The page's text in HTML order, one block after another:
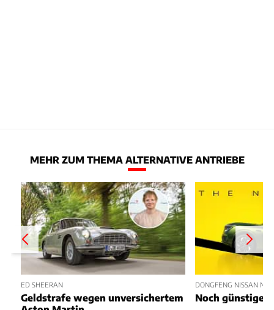
MEHR ZUM THEMA ALTERNATIVE ANTRIEBE
ED SHEERAN
Geldstrafe wegen unversichertem
DONGFENG NISSAN NX7
Noch günstiger